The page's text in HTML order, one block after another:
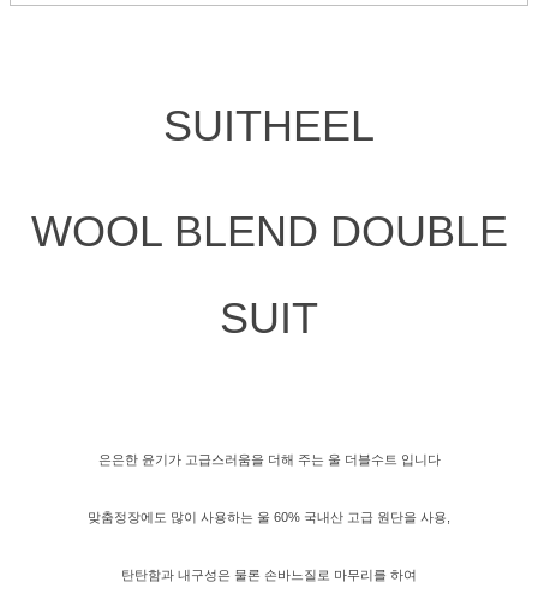
SUITHEEL
WOOL BLEND DOUBLE
SUIT
은은한 윤기가 고급스러움을 더해 주는 울 더블수트 입니다
맞춤정장에도 많이 사용하는 울 60% 국내산 고급 원단을 사용,
탄탄함과 내구성은 물론 손바느질로 마무리를 하여